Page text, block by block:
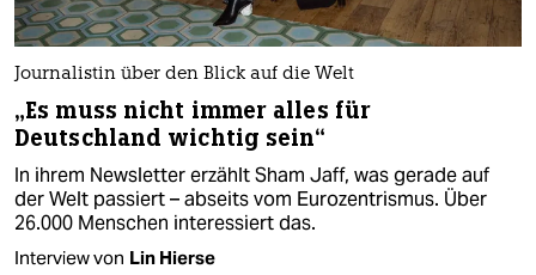
Journalistin über den Blick auf die Welt
„Es muss nicht immer alles für
Deutschland wichtig sein“
In ihrem Newsletter erzählt Sham Jaff, was gerade auf
der Welt passiert – abseits vom Eurozentrismus. Über
26.000 Menschen interessiert das.
Interview von Lin Hierse